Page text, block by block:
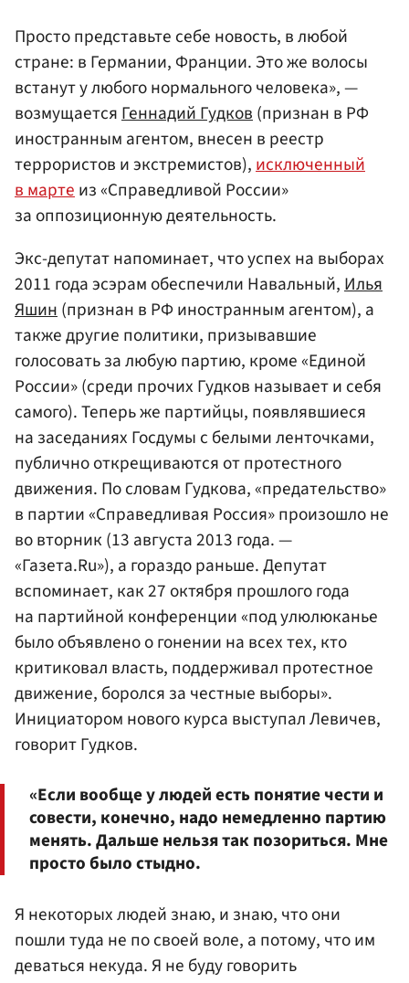
Просто представьте себе новость, в любой
стране: в Германии, Франции. Это же волосы
встанут у любого нормального человека», —
возмущаетсяГеннадий Гудков(признан в РФ
иностранным агентом, внесен в реестр
террористов и экстремистов),исключенный
в мартеиз «Справедливой России»
за оппозиционную деятельность.
Экс-депутат напоминает, что успех на выборах
2011 года эсэрам обеспечили Навальный,Илья
Яшин(признан в РФ иностранным агентом), а
также другие политики, призывавшие
голосовать за любую партию, кроме «Единой
России» (среди прочих Гудков называет и себя
самого). Теперь же партийцы, появлявшиеся
на заседаниях Госдумы с белыми ленточками,
публично открещиваются от протестного
движения. По словам Гудкова, «предательство»
в партии «Справедливая Россия» произошло не
во вторник (13 августа 2013 года. —
«Газета.Ru»), а гораздо раньше. Депутат
вспоминает, как 27 октября прошлого года
на партийной конференции «под улюлюканье
было объявлено о гонении на всех тех, кто
критиковал власть, поддерживал протестное
движение, боролся за честные выборы».
Инициатором нового курса выступал Левичев,
говорит Гудков.
«Если вообще у людей есть понятие чести и
совести, конечно, надо немедленно партию
менять. Дальше нельзя так позориться. Мне
просто было стыдно.
Я некоторых людей знаю, и знаю, что они
пошли туда не по своей воле, а потому, что им
деваться некуда. Я не буду говорить